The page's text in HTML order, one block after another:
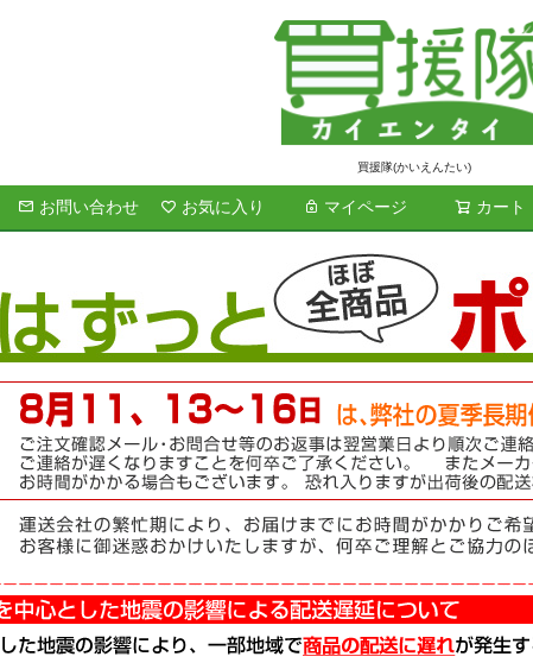
買援隊(かいえんたい)
お問い合わせ お気に入り マイページ カート
検索